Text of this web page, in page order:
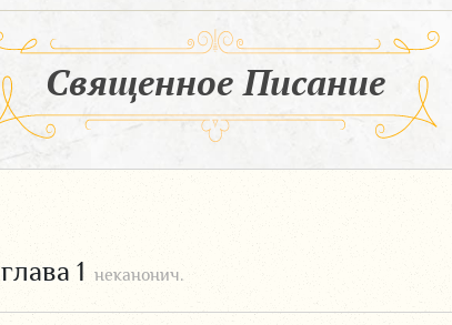
Священное Писание
глава 1 неканонич.